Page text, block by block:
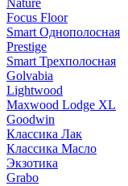
Nature
Focus Floor
Smart Однополосная
Prestige
Smart Трехполосная
Golvabia
Lightwood
Maxwood Lodge XL
Goodwin
Классика Лак
Классика Масло
Экзотика
Grabo